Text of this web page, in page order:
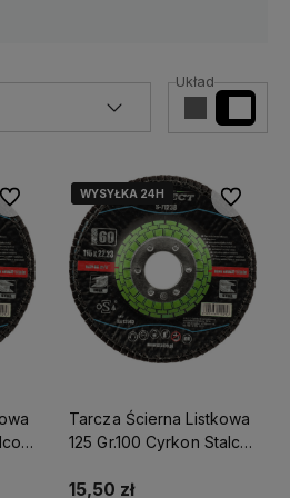
Układ
Do ulubionychWYSYŁKA 24H
WYSYŁKA 24H
Tarcza Ścierna Listkowa
125 Gr.100 Cyrkon Stalco
15,50 zł
Do